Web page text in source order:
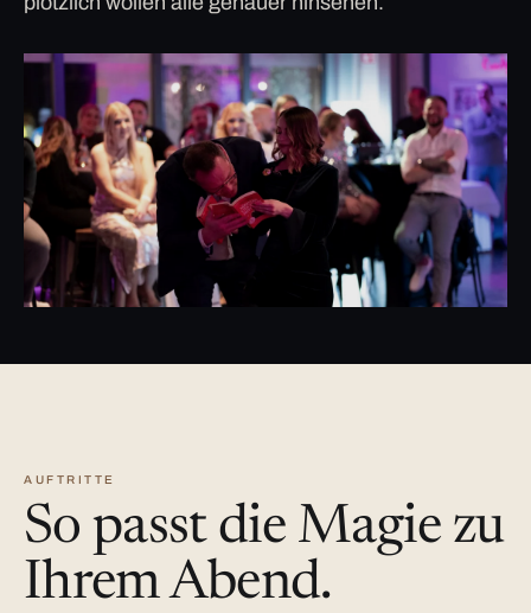
AUFTRITTE
So passt die Magie zu
Ihrem Abend.